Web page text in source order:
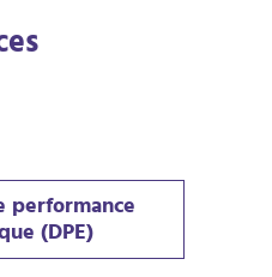
performance
(DPE)